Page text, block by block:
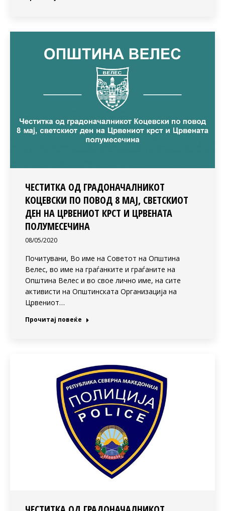
ЧЕСТИТКА ОД ГРАДОНАЧАЛНИКОТ
КОЦЕВСКИ ПО ПОВОД 8 МАЈ, СВЕТСКИОТ
ДЕН НА ЦРВЕНИОТ КРСТ И ЦРВЕНАТА
ПОЛУМЕСЕЧИНА
08/05/2020
Почитувани, Во име на Советот на Општина
Велес, во име на граѓанките и граѓаните на
Општина Велес и во свое лично име, на сите
активисти на Општинската Организација на
Црвениот…
Прочитај повеќе